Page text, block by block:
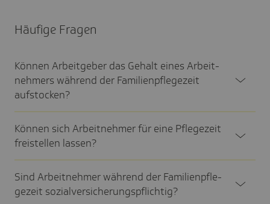
Häufige Fragen
Können Arbeit­geber das Gehalt eines Arbeit­
neh­mers während der Fami­li­en­pfle­ge­zeit
aufsto­cken?
Können sich Arbeit­nehmer für eine Pfle­ge­zeit
frei­stellen lassen?
Sind Arbeit­nehmer während der Fami­li­en­pfle­
ge­zeit sozi­al­ver­si­che­rungs­pflich­tig?